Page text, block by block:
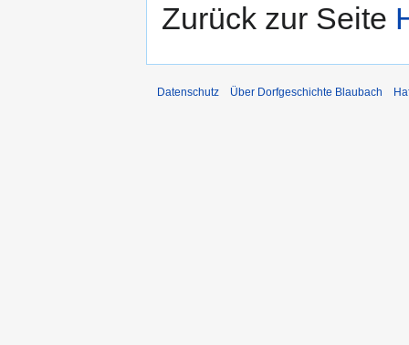
Zurück zur Seite
Datenschutz Über Dorfgeschichte Blaubach